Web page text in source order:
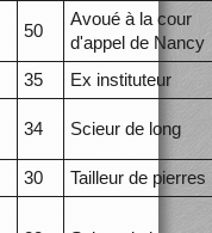
50
Avoué à la cour
d'appel de Nancy
35 Ex instituteur
34 Scieur de long
30 Tailleur de pierres